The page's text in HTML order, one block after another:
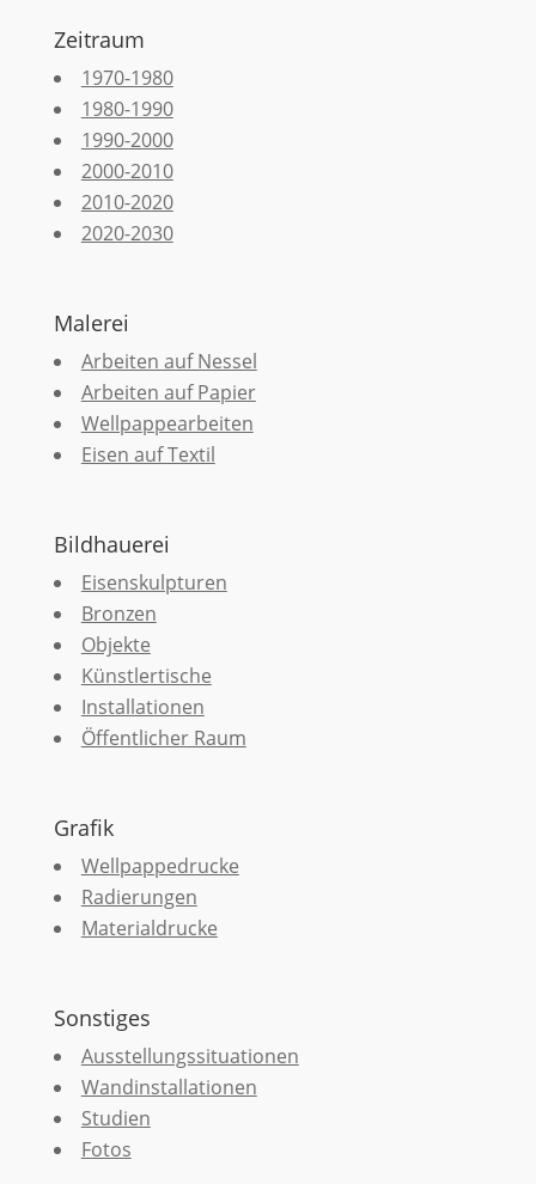
Zeitraum
1970-1980
1980-1990
1990-2000
2000-2010
2010-2020
2020-2030
Malerei
Arbeiten auf Nessel
Arbeiten auf Papier
Wellpappearbeiten
Eisen auf Textil
Bildhauerei
Eisenskulpturen
Bronzen
Objekte
Künstlertische
Installationen
Öffentlicher Raum
Grafik
Wellpappedrucke
Radierungen
Materialdrucke
Sonstiges
Ausstellungssituationen
Wandinstallationen
Studien
Fotos